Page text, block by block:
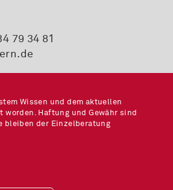
79 34 81
Wissen und dem aktuellen
Haftung und Gewähr sind
bleiben der Einzelberatung